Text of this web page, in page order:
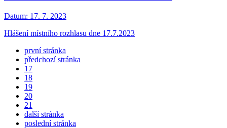
Datum: 17. 7. 2023
Hlášení místního rozhlasu dne 17.7.2023
první stránka
předchozí stránka
17
18
19
20
21
další stránka
poslední stránka